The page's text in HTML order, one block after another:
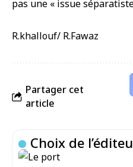
pas une « issue
R.khallouf/ R.Fawaz
Partager cet
article
Choix de